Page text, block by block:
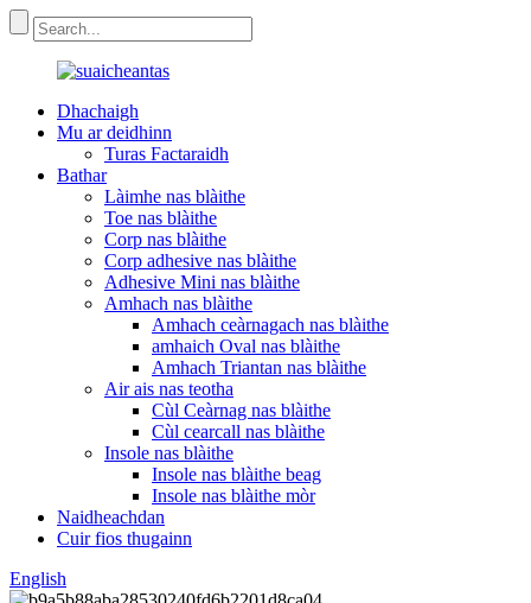
Dhachaigh
Mu ar deidhinn
Turas Factaraidh
Bathar
Làimhe nas blàithe
Toe nas blàithe
Corp nas blàithe
Corp adhesive nas blàithe
Adhesive Mini nas blàithe
Amhach nas blàithe
Amhach ceàrnagach nas blàithe
amhaich Oval nas blàithe
Amhach Triantan nas blàithe
Air ais nas teotha
Cùl Ceàrnag nas blàithe
Cùl cearcall nas blàithe
Insole nas blàithe
Insole nas blàithe beag
Insole nas blàithe mòr
Naidheachdan
Cuir fios thugainn
English